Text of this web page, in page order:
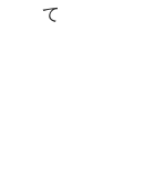
て